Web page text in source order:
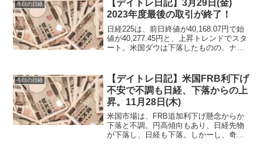
今日の日経
【デイトレ日記】3月29日(金)
2023年度最後の取引が終了！
日経225は、前日終値が40,168.07円で始
値が40,277.45円と、上昇トレンドでスタ
ート。米国ダウは下落したものの、ナス
始です。
今日の日経
【デイトレ日記】米国FRB利下げ
不安で不調も日経、下落からの上
昇。11月28日(木)
米国市場は、FRB追加利下げ懸念からか
下落と不調。円高傾向もあり、日経先物
が下落し、日経も下落。しかーし、奇跡